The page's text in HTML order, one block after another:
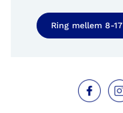
Ring mellem 8-17